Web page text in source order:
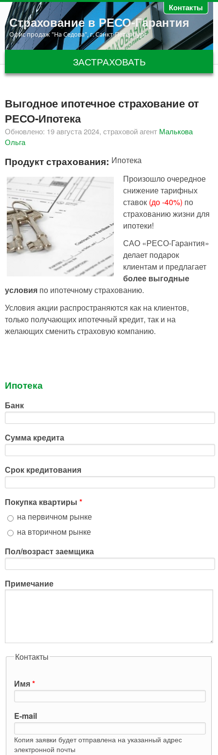
Перейти к основному содержанию Контакты
Страхование в РЕСО-Гарантия
Офис продаж "На Седова", г. Санкт-Петербург
ЗАСТРАХОВАТЬ
Выгодное ипотечное страхование от
РЕСО-Ипотека
Обновлено: 19 августа 2024, страховой агент Малькова
Ольга
Продукт страхования: Ипотека
Произошло очередное
снижение тарифных
ставок (до -40%) по
страхованию жизни для
ипотеки!
САО «РЕСО-Гарантия»
делает подарок
клиентам и предлагает
более выгодные
условия по ипотечному страхованию.
Условия акции распространяются как на клиентов,
только получающих ипотечный кредит, так и на
желающих сменить страховую компанию.
Ипотека
Банк
Сумма кредита
Срок кредитования
Покупка квартиры *
на первичном рынке
на вторичном рынке
Пол/возраст заемщика
Примечание
Контакты
Имя*
E-mail
Копия заявки будет отправлена на указанный адрес
электронной почты